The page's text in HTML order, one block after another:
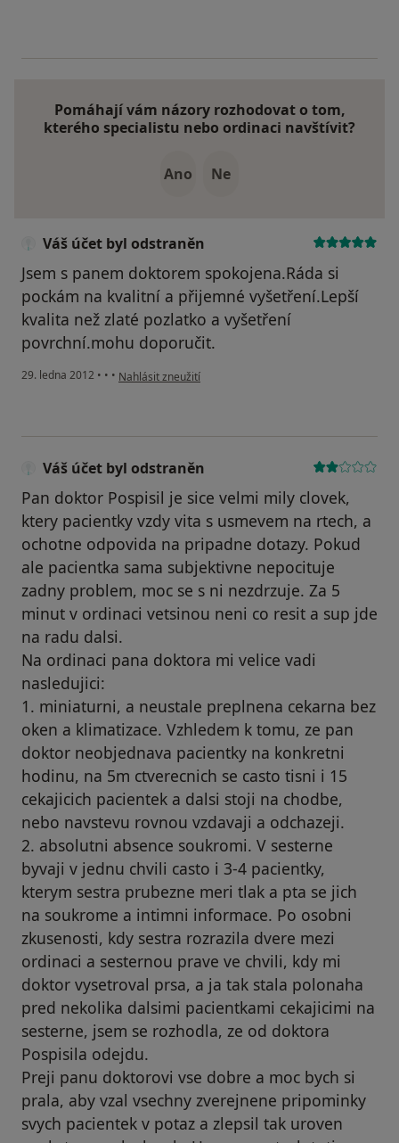
Pomáhají vám názory rozhodovat o tom,
kterého specialistu nebo ordinaci navštívit?
Ano Ne
Váš účet byl odstraněn
Jsem s panem doktorem spokojena.Ráda si
pockám na kvalitní a přijemné vyšetření.Lepší
kvalita než zlaté pozlatko a vyšetření
povrchní.mohu doporučit.
29. ledna 2012 • • • podle názoru uživatele Váš účet byl odstraněn
Nahlásit zneužití
Váš účet byl odstraněn
Pan doktor Pospisil je sice velmi mily clovek,
ktery pacientky vzdy vita s usmevem na rtech, a
ochotne odpovida na pripadne dotazy. Pokud
ale pacientka sama subjektivne nepocituje
zadny problem, moc se s ni nezdrzuje. Za 5
minut v ordinaci vetsinou neni co resit a sup jde
na radu dalsi.
Na ordinaci pana doktora mi velice vadi
nasledujici:
1. miniaturni, a neustale preplnena cekarna bez
oken a klimatizace. Vzhledem k tomu, ze pan
doktor neobjednava pacientky na konkretni
hodinu, na 5m ctverecnich se casto tisni i 15
cekajicich pacientek a dalsi stoji na chodbe,
nebo navstevu rovnou vzdavaji a odchazeji.
2. absolutni absence soukromi. V sesterne
byvaji v jednu chvili casto i 3-4 pacientky,
kterym sestra prubezne meri tlak a pta se jich
na soukrome a intimni informace. Po osobni
zkusenosti, kdy sestra rozrazila dvere mezi
ordinaci a sesternou prave ve chvili, kdy mi
doktor vysetroval prsa, a ja tak stala polonaha
pred nekolika dalsimi pacientkami cekajicimi na
sesterne, jsem se rozhodla, ze od doktora
Pospisila odejdu.
Preji panu doktorovi vse dobre a moc bych si
prala, aby vzal vsechny zverejnene pripominky
svych pacientek v potaz a zlepsil tak uroven